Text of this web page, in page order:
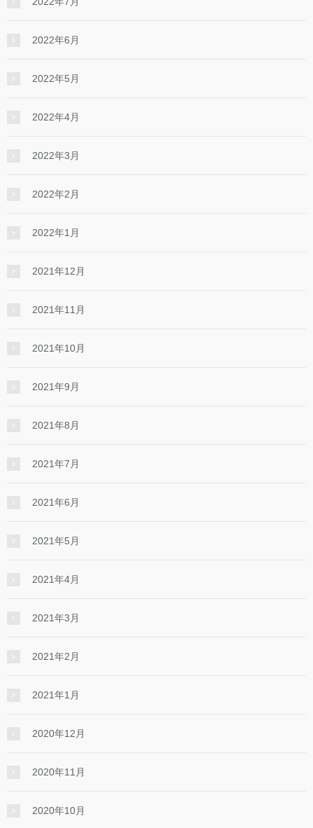
2022年6月
2022年5月
2022年4月
2022年3月
2022年2月
2022年1月
2021年12月
2021年11月
2021年10月
2021年9月
2021年8月
2021年7月
2021年6月
2021年5月
2021年4月
2021年3月
2021年2月
2021年1月
2020年12月
2020年11月
2020年10月